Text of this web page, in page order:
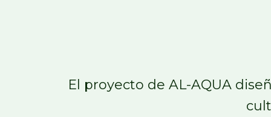
El proyecto de AL-AQUA